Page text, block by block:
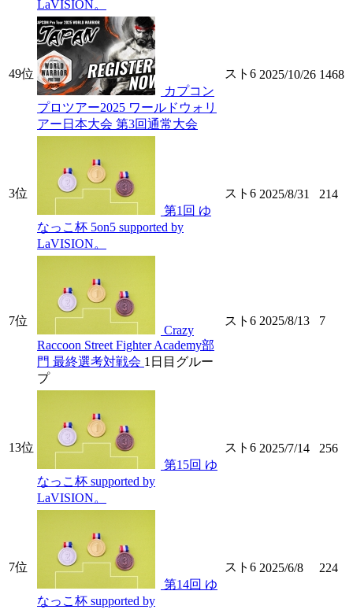
LaVISION。
49位
カプコン
プロツアー2025 ワールドウォリ
アー日本大会 第3回通常大会
スト6 2025/10/26 1468
3位
第1回 ゆ
なっこ杯 5on5 supported by
LaVISION。
スト6 2025/8/31 214
7位
Crazy
Raccoon Street Fighter Academy部
門 最終選考対戦会 1日目グルー
プ
スト6 2025/8/13 7
13位
第15回 ゆ
なっこ杯 supported by
LaVISION。
スト6 2025/7/14 256
7位
第14回 ゆ
なっこ杯 supported by
スト6 2025/6/8 224